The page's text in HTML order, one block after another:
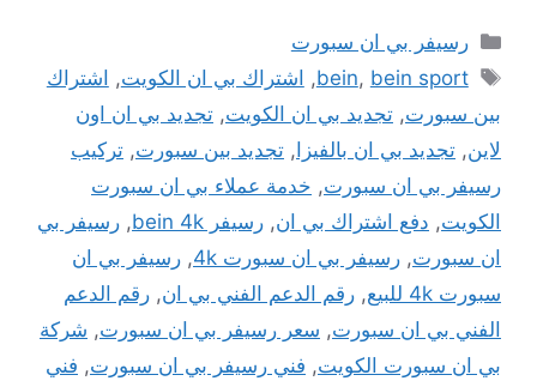
التصنيفات
رسيفر بي ان سبورت
الوسوم
bein, bein sport
, اشتراك بي ان الكويت, اشتراك
بين سبورت, تجديد بي ان الكويت, تجديد بي ان اون
لاين, تجديد بي ان بالفيزا, تجديد بين سبورت, تركيب
رسيفر بي ان سبورت, خدمة عملاء بي ان سبورت
الكويت, دفع اشتراك بي ان, رسيفر bein 4k , رسيفر بي
ان سبورت, رسيفر بي ان سبورت 4k , رسيفر بي ان
سبورت 4k للبيع
, رقم الدعم الفني بي ان, رقم الدعم
الفني بي ان سبورت, سعر رسيفر بي ان سبورت, شركة
بي ان سبورت الكويت, فني رسيفر بي ان سبورت, فني